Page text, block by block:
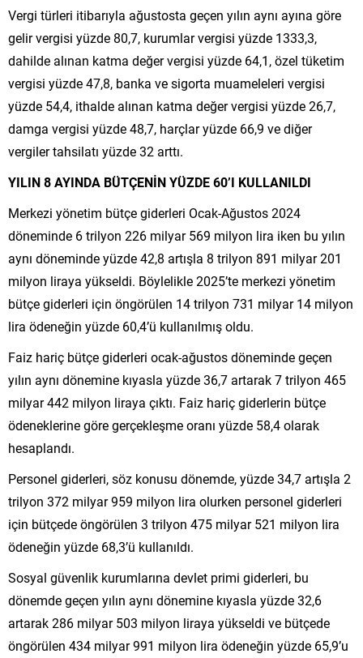
Vergi türleri itibarıyla ağustosta geçen yılın aynı ayına göre
gelir vergisi yüzde 80,7, kurumlar vergisi yüzde 1333,3,
dahilde alınan katma değer vergisi yüzde 64,1, özel tüketim
vergisi yüzde 47,8, banka ve sigorta muameleleri vergisi
yüzde 54,4, ithalde alınan katma değer vergisi yüzde 26,7,
damga vergisi yüzde 48,7, harçlar yüzde 66,9 ve diğer
vergiler tahsilatı yüzde 32 arttı.
YILIN 8 AYINDA BÜTÇENİN YÜZDE 60’I KULLANILDI
Merkezi yönetim bütçe giderleri Ocak-Ağustos 2024
döneminde 6 trilyon 226 milyar 569 milyon lira iken bu yılın
aynı döneminde yüzde 42,8 artışla 8 trilyon 891 milyar 201
milyon liraya yükseldi. Böylelikle 2025’te merkezi yönetim
bütçe giderleri için öngörülen 14 trilyon 731 milyar 14 milyon
lira ödeneğin yüzde 60,4’ü kullanılmış oldu.
Faiz hariç bütçe giderleri ocak-ağustos döneminde geçen
yılın aynı dönemine kıyasla yüzde 36,7 artarak 7 trilyon 465
milyar 442 milyon liraya çıktı. Faiz hariç giderlerin bütçe
ödeneklerine göre gerçekleşme oranı yüzde 58,4 olarak
hesaplandı.
Personel giderleri, söz konusu dönemde, yüzde 34,7 artışla 2
trilyon 372 milyar 959 milyon lira olurken personel giderleri
için bütçede öngörülen 3 trilyon 475 milyar 521 milyon lira
ödeneğin yüzde 68,3’ü kullanıldı.
Sosyal güvenlik kurumlarına devlet primi giderleri, bu
dönemde geçen yılın aynı dönemine kıyasla yüzde 32,6
artarak 286 milyar 503 milyon liraya yükseldi ve bütçede
öngörülen 434 milyar 991 milyon lira ödeneğin yüzde 65,9’u